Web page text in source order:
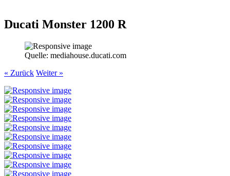
Ducati Monster 1200 R
Quelle: mediahouse.ducati.com
« Zurück Weiter »